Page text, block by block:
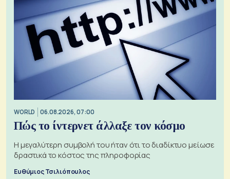
WORLD 06.08.2026, 07:00
Πώς το ίντερνετ άλλαξε τον κόσμο
Η μεγαλύτερη συμβολή του ήταν ότι το διαδίκτυο μείωσε
δραστικά το κόστος της πληροφορίας
Ευθύμιος Τσιλιόπουλος